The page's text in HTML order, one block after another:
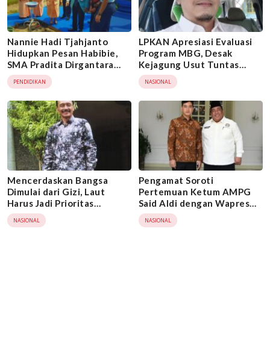
Nannie Hadi Tjahjanto
Hidupkan Pesan Habibie,
SMA Pradita Dirgantara
Cetak Generasi Indonesia
Emas 2045
PENDIDIKAN
LPKAN Apresiasi Evaluasi
Program MBG, Desak
Kejagung Usut Tuntas
Dugaan Penyimpangan
Anggaran di BGN
NASIONAL
Mencerdaskan Bangsa
Dimulai dari Gizi, Laut
Harus Jadi Prioritas
Nasional
NASIONAL
Pengamat Soroti
Pertemuan Ketum AMPG
Said Aldi dengan Wapres
Gibran, Golkar Diminta
Klarifikasi
NASIONAL